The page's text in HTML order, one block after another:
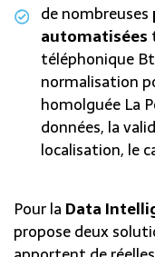
de nombreuses
automatisées
téléphonique
normalisation
homolguée La
données, la
localisation, le
Pour la Data
propose deux